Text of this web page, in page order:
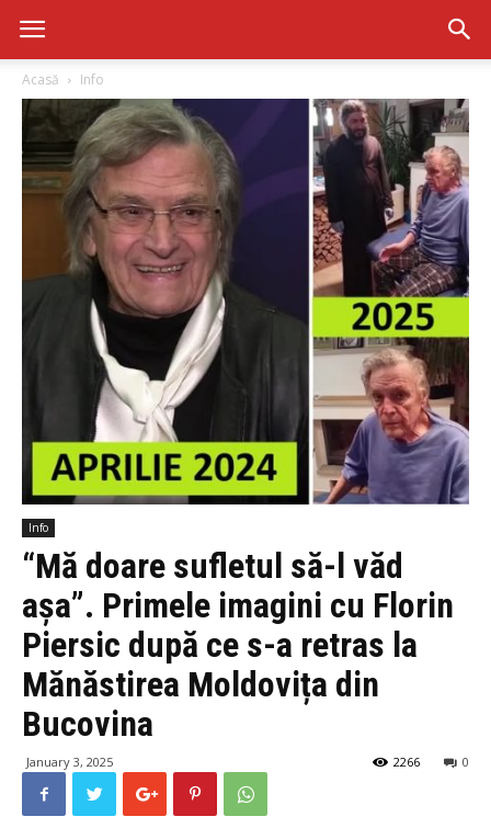
Acasă Info
Info
“Mă doare sufletul să-l văd
așa”. Primele imagini cu Florin
Piersic după ce s-a retras la
Mănăstirea Moldovița din
Bucovina
January 3, 2025 0
2266